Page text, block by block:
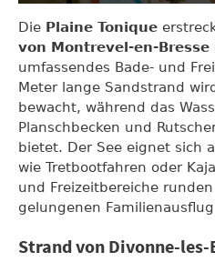
Die Plaine Tonique
von Montrevel-en-Bresse
umfassendes Bade- und
Meter lange Sandstrand
bewacht, während das
Planschbecken und
bietet. Der See eignet sich
wie Tretbootfahren oder
und Freizeitbereiche
gelungenen
Strand von Divonne-les-